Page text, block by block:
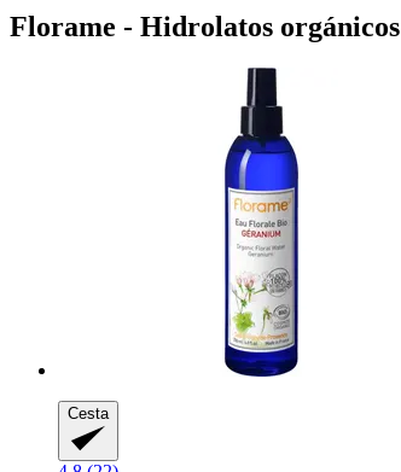
Florame - Hidrolatos
Cesta